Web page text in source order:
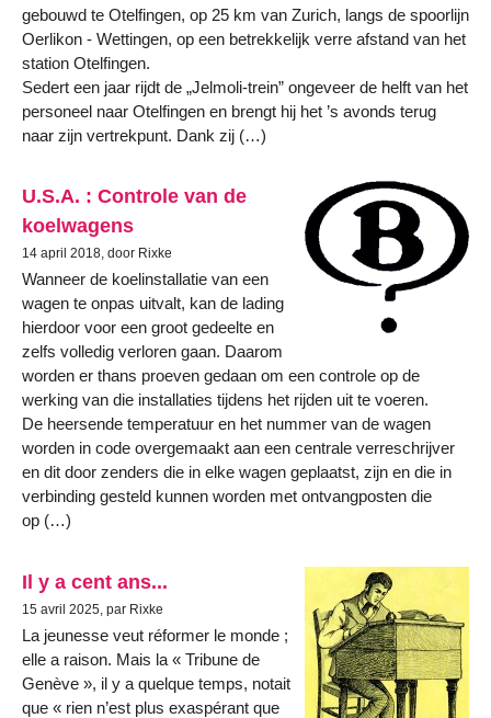
gebouwd te Otelfingen, op 25 km van Zurich, langs de spoorlijn
Oerlikon - Wettingen, op een betrekkelijk verre afstand van het
station Otelfingen.
Sedert een jaar rijdt de „Jelmoli-trein” ongeveer de helft van het
personeel naar Otelfingen en brengt hij het ’s avonds terug
naar zijn vertrekpunt. Dank zij (…)
U.S.A. : Controle van de
koelwagens
14 april 2018, door Rixke
Wanneer de koelinstallatie van een
wagen te onpas uitvalt, kan de lading
hierdoor voor een groot gedeelte en
zelfs volledig verloren gaan. Daarom
worden er thans proeven gedaan om een controle op de
werking van die installaties tijdens het rijden uit te voeren.
De heersende temperatuur en het nummer van de wagen
worden in code overgemaakt aan een centrale verreschrijver
en dit door zenders die in elke wagen geplaatst, zijn en die in
verbinding gesteld kunnen worden met ontvangposten die
op (…)
Il y a cent ans...
15 avril 2025, par Rixke
La jeunesse veut réformer le monde ;
elle a raison. Mais la « Tribune de
Genève », il y a quelque temps, notait
que « rien n’est plus exaspérant que